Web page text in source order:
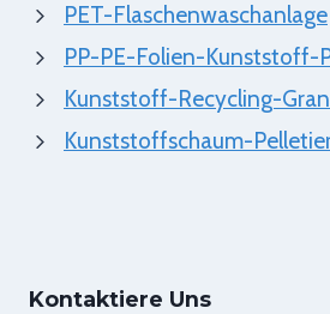
PET-Flaschenwaschanlage
PP-PE-Folien-Kunststoff-
Kunststoff-Recycling-
Kunststoffschaum-
Kontaktiere Uns